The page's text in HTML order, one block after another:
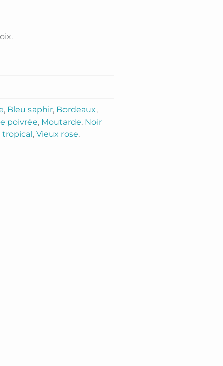
, Bleu saphir, Bordeaux,
poivrée, Moutarde, Noir
tropical,Vieux rose,